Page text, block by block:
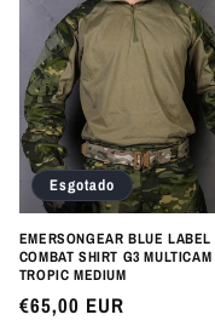
Esgotado
EMERSONGEAR BLUE LABEL
COMBAT SHIRT G3 MULTICAM
TROPIC MEDIUM
Preço
€65,00 EUR